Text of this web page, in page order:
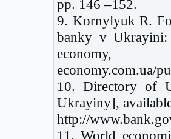
pp. 146 –152.
9. Kornylyuk R.
banky v Ukrayini:
economy.com.ua/
10. Directory of
Ukrayiny],
http://
11. World